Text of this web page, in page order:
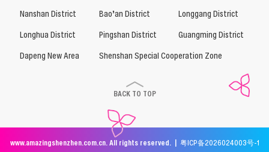
Nanshan District
Bao’an District
Longgang District
Longhua District
Pingshan District
Guangming District
Dapeng New Area
Shenshan Special Cooperation Zone
BACK TO TOP
www.amazingshenzhen.com.cn. All rights reserved. | 粤ICP备2026024003号-1